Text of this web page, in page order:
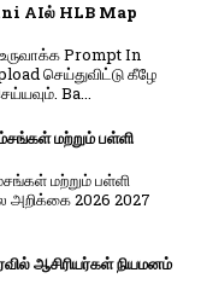
AIல் HLB Map
Prompt In
செய்துவிட்டு கீழே
Ba...
மற்றும் பள்ளி
மற்றும் பள்ளி
அறிக்கை 2026 2027
ஆசிரியர்கள் நியமனம்